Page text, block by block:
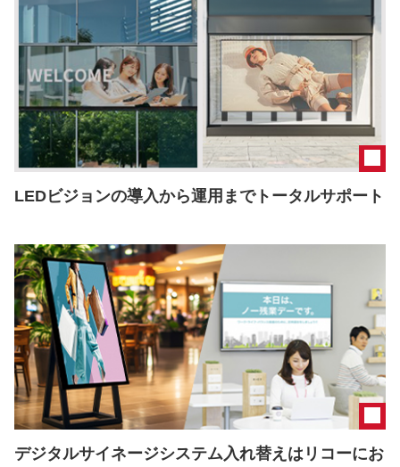
LEDビジョンの導入から運用までトータルサポート
デジタルサイネージシステム入れ替えはリコーにお